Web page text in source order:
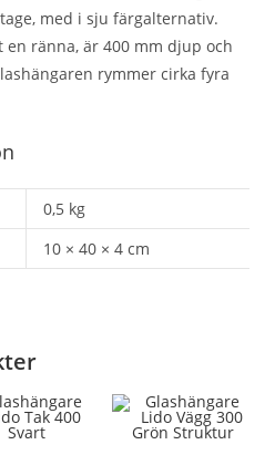
med i sju färgalternativ.
en ränna, är 400 mm djup och
rymmer cirka fyra
0,5 kg
10 × 40 × 4 cm